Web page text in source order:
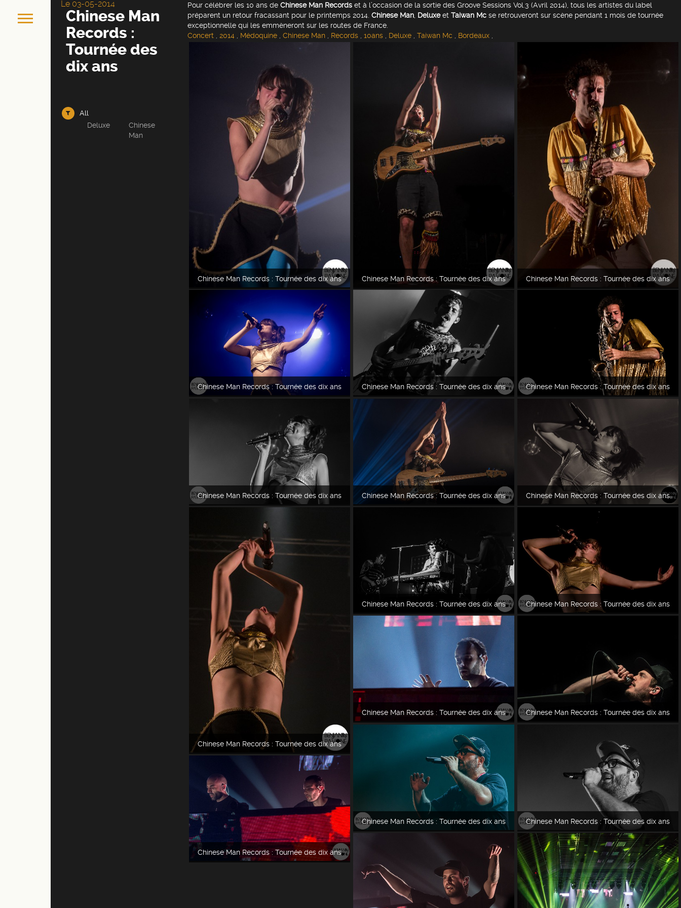
Le 03-05-2014
Chinese Man
Records :
Tournée des
dix ans
All
Deluxe
Chinese
Man
Pour célébrer les 10 ans de Chinese Man Records et à l’occasion de la sortie des Groove Sessions Vol.3 (Avril 2014), tous les artistes du label
préparent un retour fracassant pour le printemps 2014. Chinese Man Deluxeet Taiwan Mc se retrouveront sur scène pendant 1 mois de tournée
exceptionnelle qui les emmèneront sur les routes de France.
Concert
2014 Médoquine Chinese Man Records 10ans Deluxe Taiwan Mc Bordeaux
Chinese Man Records : Tournée des dix ans Chinese Man Records : Tournée des dix ans Chinese Man Records : Tournée des dix ans
Chinese Man Records : Tournée des dix ans Chinese Man Records : Tournée des dix ans Chinese Man Records : Tournée des dix ans
Chinese Man Records : Tournée des dix ans Chinese Man Records : Tournée des dix ans Chinese Man Records : Tournée des dix ans
Chinese Man Records : Tournée des dix ans
Chinese Man Records : Tournée des dix ans Chinese Man Records : Tournée des dix ans
Chinese Man Records : Tournée des dix ans Chinese Man Records : Tournée des dix ans
Chinese Man Records : Tournée des dix ans Chinese Man Records : Tournée des dix ans
Chinese Man Records : Tournée des dix ans